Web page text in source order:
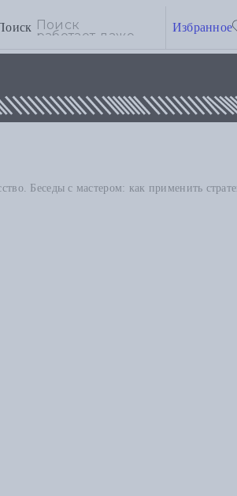
Избранное
Беседы с мастером: как применить